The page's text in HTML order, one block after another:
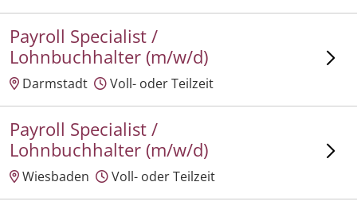
Payroll Specialist /
Lohnbuchhalter (m/w/d)
Darmstadt Voll- oder Teilzeit
Payroll Specialist /
Lohnbuchhalter (m/w/d)
Wiesbaden Voll- oder Teilzeit